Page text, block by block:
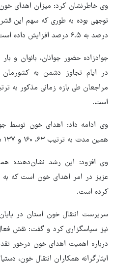
وی خاطرنشان کرد: میزان اهدای
درصد به ۶.۵ درصد افزایش داده است.
جوادزاده حضور جوانان، بانوان و
در ایام تجاوز دشمن به
است.
وی ادامه داد: اهدای خون توسط
همین مدت به ترتیب ۶۳، ۱۶۰ و ۱۳۷ درصد افزایش نشان داده است.
وی افزود: این رشد نشان‌دهنده
عزیز در امر اهدای خون است که به
کرده است.
سرپرست انتقال خون استان در
نیز سپاسگزاری کرد و گفت: نقش
درباره اهمیت اهدای خون درخور
ایثارگرانه همکاران انتقال خون،